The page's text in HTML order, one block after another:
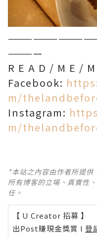
————
R E A D / M E /
Facebook:
m/
Instagram:
m/
*本站之內容由作者所提
所有博客的立場、真實性
任。
【 U Creator 招募 】
出Post賺現金獎賞 l 登